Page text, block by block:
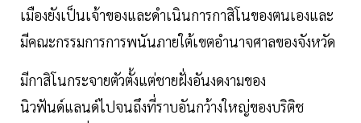
เมืองยังเป็นเจ้าของและดำเนินการกาสิโนของตนเองและ
มีคณะกรรมการการพนันภายใต้เขตอำนาจศาลของจังหวัด
มีกาสิโนกระจายตัวตั้งแต่ชายฝั่งอันงดงามของ
นิวฟันด์แลนด์ไปจนถึงที่ราบอันกว้างใหญ่ของบริติช